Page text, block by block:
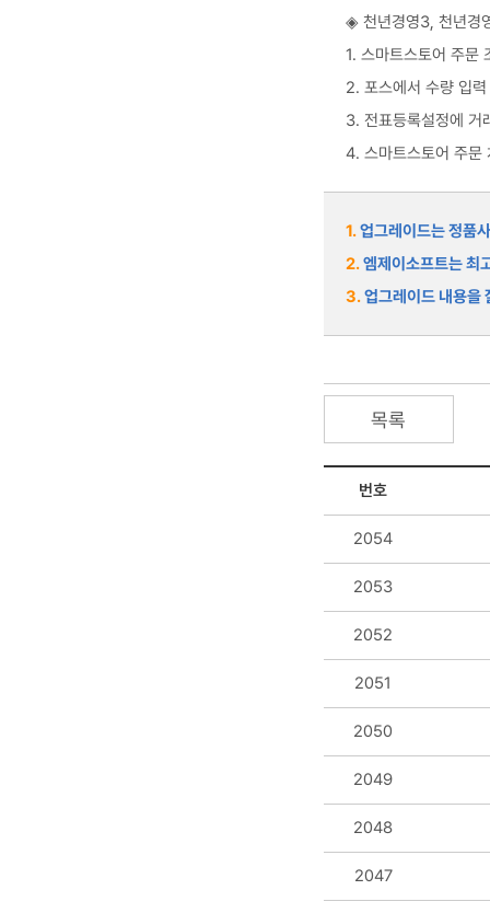
◈ 천년경영3, 천년경
1. 스마트스토어 주문
2. 포스에서 수량 입
3. 전표등록설정에 거
4. 스마트스토어 주문
1.업그레이드는 정품
2.엠제이소프트는 최
3.업그레이드 내용을
목록
번호
2054
2053
2052
2051
2050
2049
2048
2047